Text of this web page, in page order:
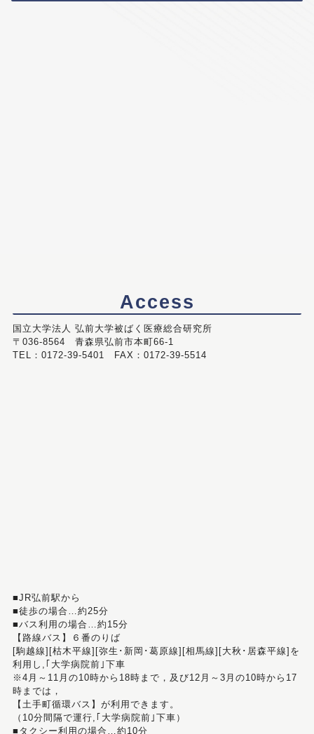
Access
国立大学法人 弘前大学被ばく医療総合研究所
〒036-8564 青森県弘前市本町66-1
TEL：0172-39-5401 FAX：0172-39-5514
■JR弘前駅から
■徒歩の場合…約25分
■バス利用の場合…約15分
【路線バス】６番のりば
[駒越線][枯木平線][弥生･新岡･葛原線][相馬線][大秋･居森平線]を
利用し,｢大学病院前｣下車
※4月～11月の10時から18時まで，及び12月～3月の10時から17
時までは，
【土手町循環バス】が利用できます。
（10分間隔で運行,｢大学病院前｣下車）
■タクシー利用の場合…約10分